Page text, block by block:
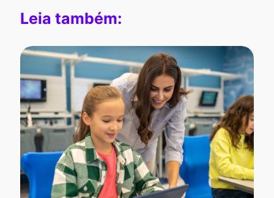
Leia também: